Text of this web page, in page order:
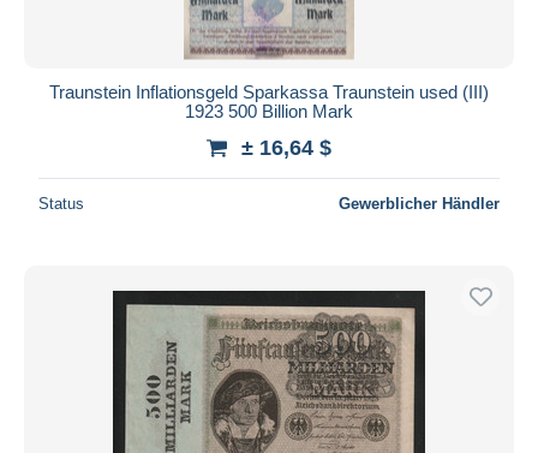
Traunstein Inflationsgeld Sparkassa Traunstein used (III)
1923 500 Billion Mark
± 16,64 $
Status Gewerblicher Händler